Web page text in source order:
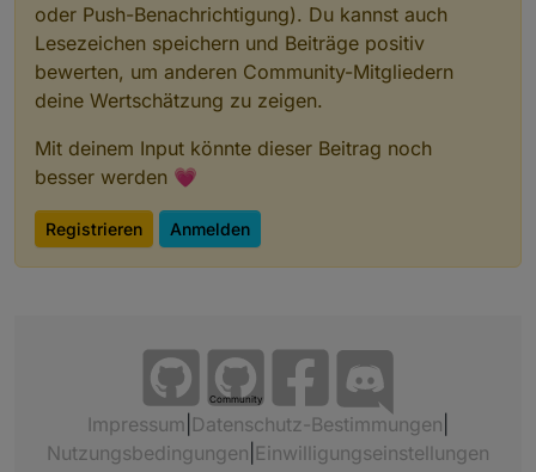
oder Push-Benachrichtigung). Du kannst auch
Lesezeichen speichern und Beiträge positiv
bewerten, um anderen Community-Mitgliedern
deine Wertschätzung zu zeigen.
Mit deinem Input könnte dieser Beitrag noch
besser werden 💗
Registrieren Anmelden
Community
Impressum Datenschutz-Bestimmungen
Nutzungsbedingungen Einwilligungseinstellungen